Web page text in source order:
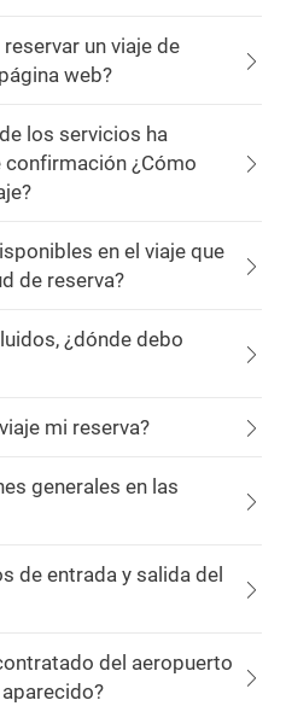
reservar un viaje de
web?
los servicios ha
¿Cómo
en el viaje que
de reserva?
¿dónde debo
mi reserva?
generales en las
de entrada y salida del
del aeropuerto